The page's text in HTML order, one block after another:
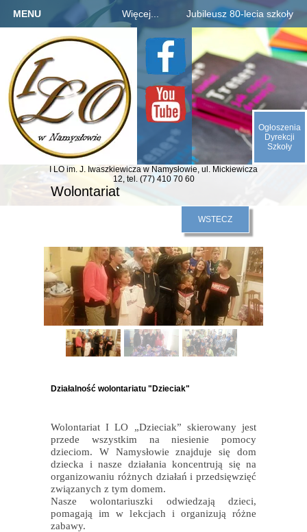
Wolontariat
WSTECZ
Działalność wolontariatu "Dzieciak"
Wolontariat I LO „Dzieciak” skierowany jest
przede wszystkim na niesienie pomocy
dzieciom. W Namysłowie znajduje się dom
dziecka i nasze działania koncentrują się na
organizowaniu różnych działań i przedsięwzięć
związanych z tym domem.
Nasze wolontariuszki odwiedzają dzieci,
pomagają im w lekcjach i organizują różne
zabawy.
MENU
Strona główna
O nas
Galeria
Kontakt
Więcej...
Szkoła
Kandydaci
Uczniowie
Rodzice
E-SZKOŁA
Jubileusz 80-lecia szkoły
Informacje o jubileuszu
Rejestracja absolwentów
Płatności za zjazd, bal
Fotogaleria archiwaliów
Kalendarium 1945-2025
Animacje (liczby, daty)
Odliczamy dni do zjazdu
Ogłoszenia
Dyrekcji
Szkoły
I LO im. J. Iwaszkiewicza w Namysłowie, ul. Mickiewicza
12, tel. (77) 410 70 60